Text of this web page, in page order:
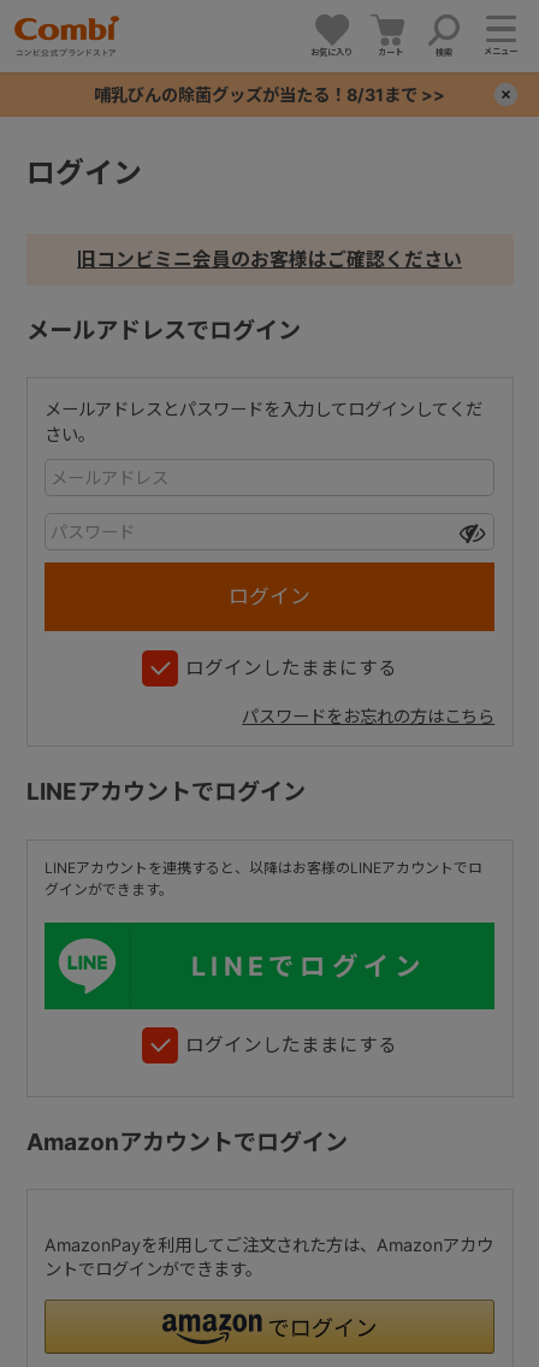
お気に入り カート 検索 メニュー
哺乳びんの除菌グッズが当たる！8/31まで >>
ログイン
旧コンビミニ会員のお客様はご確認ください
メールアドレスでログイン
メールアドレスとパスワードを入力してログインしてくだ
さい。
ログインしたままにする
パスワードをお忘れの方はこちら
LINEアカウントでログイン
LINEアカウントを連携すると、以降はお客様のLINEアカウントでロ
グインができます。
LINEでログイン
ログインしたままにする
Amazonアカウントでログイン
AmazonPayを利用してご注文された方は、Amazonアカウ
ントでログインができます。